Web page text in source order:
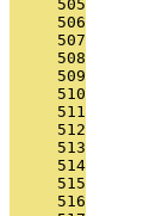
     505
     506
     507
     508
     509
     510
     511
     512
     513
     514
     515
     516